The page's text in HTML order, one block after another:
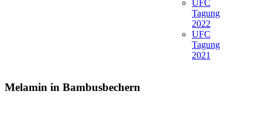
UFC
Tagung
2022
UFC
Tagung
2021
Melamin in Bambusbechern